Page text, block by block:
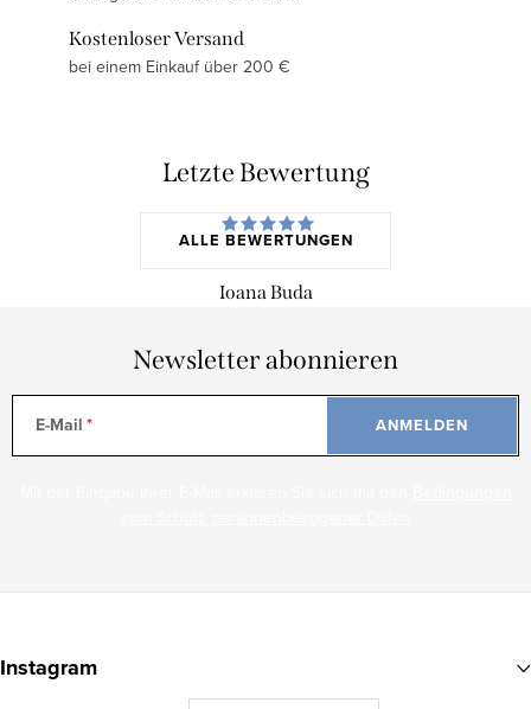
Kostenloser Versand
bei einem Einkauf über 200 €
Letzte Bewertung
ALLE BEWERTUNGEN
Ioana Buda
Newsletter abonnieren
E-Mail ANMELDEN
uInstagram